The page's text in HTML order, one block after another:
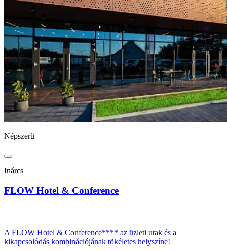
Népszerű
Inárcs
FLOW Hotel & Conference
A FLOW Hotel & Conference**** az üzleti utak és a
kikapcsolódás kombinációjának tökéletes helyszíne!